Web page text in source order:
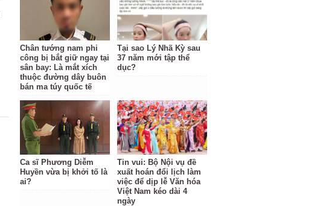
Chân tướng nam phi
công bị bắt giữ ngay tại
sân bay: Là mắt xích
thuộc đường dây buôn
bán ma túy quốc tế
Tại sao Lý Nhã Kỳ sau
37 năm mới tập thể
dục?
Ca sĩ Phương Diễm
Huyền vừa bị khởi tố là
ai?
Tin vui: Bộ Nội vụ đề
xuất hoán đổi lịch làm
việc để dịp lễ Văn hóa
Việt Nam kéo dài 4
ngày